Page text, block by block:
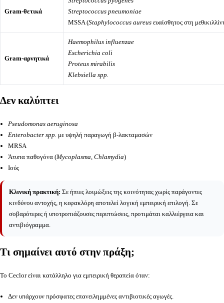
Gram-θετικά
Streptococcus pneumoniae
MSSA (Staphylococcus aureus ευαίσθητος στη
Gram-αρνητικά
Haemophilus influenzae
Escherichia coli
Proteus mirabilis
Klebsiella spp.
Δεν καλύπτει
Pseudomonas aeruginosa
Enterobacter spp. με υψηλή παραγωγή β-λακταμασών
MRSA
Άτυπα παθογόνα (Mycoplasma, Chlamydia)
Ιούς
Κλινική πρακτική: Σε ήπιες λοιμώξεις της κοινότητας χωρίς παράγοντες
κινδύνου αντοχής, η κεφακλόρη αποτελεί λογική εμπειρική επιλογή. Σε
σοβαρότερες ή υποτροπιάζουσες περιπτώσεις, προτιμάται καλλιέργεια και
αντιβιόγραμμα.
Τι σημαίνει αυτό στην πράξη;
Το Ceclor είναι κατάλληλο για εμπειρική θεραπεία όταν:
Δεν υπάρχουν πρόσφατες επανειλημμένες αντιβιοτικές αγωγές.